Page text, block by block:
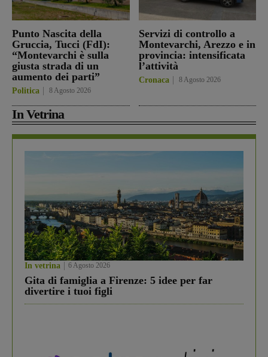
Punto Nascita della
Gruccia, Tucci (FdI):
“Montevarchi è sulla
giusta strada di un
aumento dei parti”
Politica 8 Agosto 2026
Servizi di controllo a
Montevarchi, Arezzo e in
provincia: intensificata
l’attività
Cronaca 8 Agosto 2026
In Vetrina
In vetrina 6 Agosto 2026
Gita di famiglia a Firenze: 5 idee per far
divertire i tuoi figli